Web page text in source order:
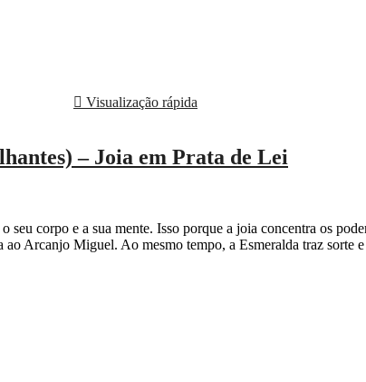
Visualização rápida
– Joia em Prata de Lei
corpo e a sua mente. Isso porque a joia concentra os
ao Arcanjo Miguel. Ao mesmo tempo, a Esmeralda traz sorte